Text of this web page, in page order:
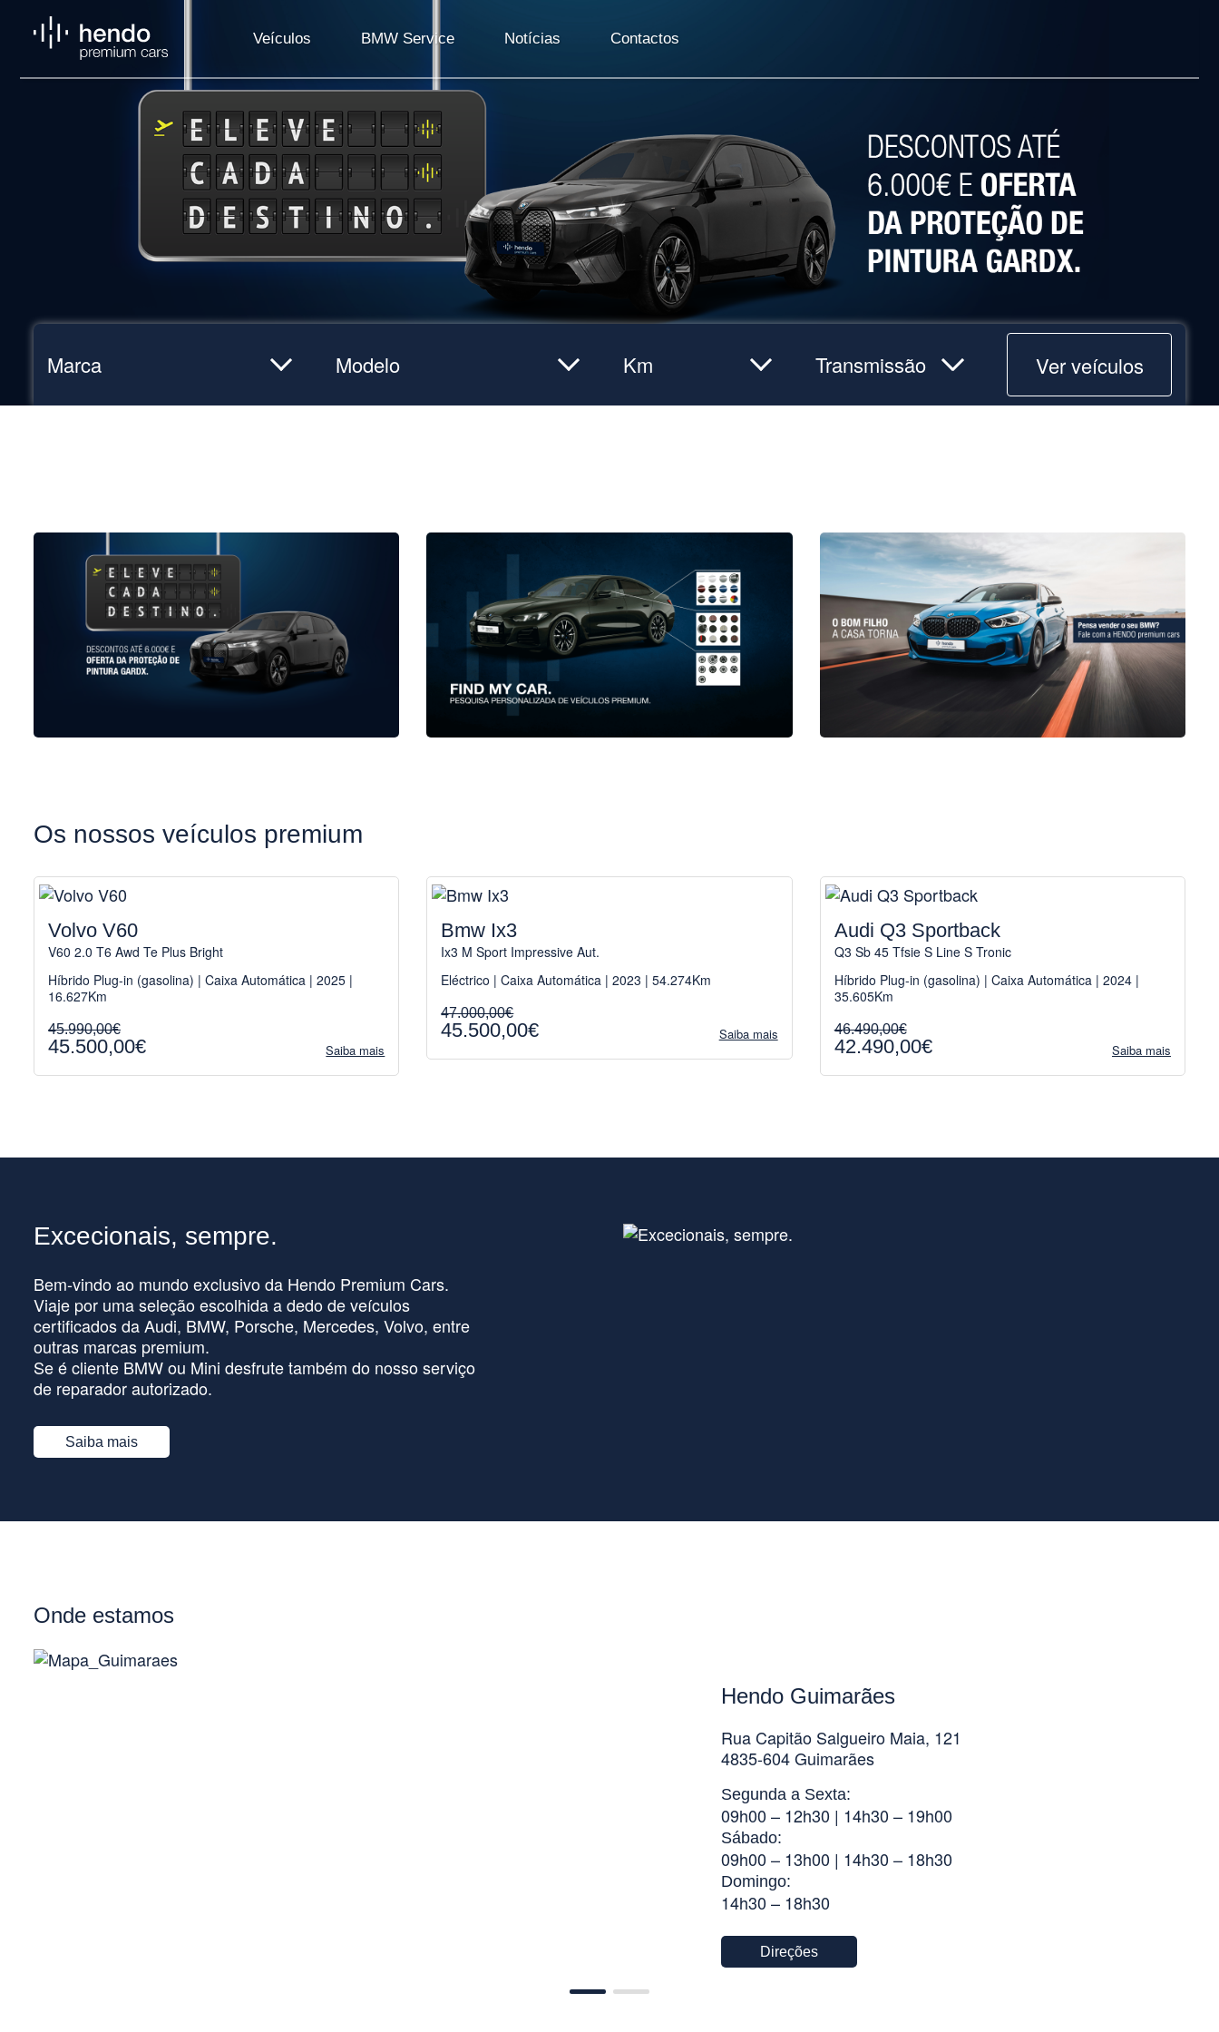
Veículos BMW Service Notícias Contactos
Ver veículos
Os nossos veículos premium
Volvo V60
V60 2.0 T6 Awd Te Plus Bright
Híbrido Plug-in (gasolina) | Caixa Automática | 2025 |
16.627Km
45.990,00€
45.500,00€ Saiba mais
Bmw Ix3
Ix3 M Sport Impressive Aut.
Eléctrico | Caixa Automática | 2023 | 54.274Km
47.000,00€
45.500,00€ Saiba mais
Audi Q3 Sportback
Q3 Sb 45 Tfsie S Line S Tronic
Híbrido Plug-in (gasolina) | Caixa Automática | 2024 |
35.605Km
46.490,00€
42.490,00€ Saiba mais
Excecionais, sempre.
Bem-vindo ao mundo exclusivo da Hendo Premium Cars.
Viaje por uma seleção escolhida a dedo de veículos
certificados da Audi, BMW, Porsche, Mercedes, Volvo, entre
outras marcas premium.
Se é cliente BMW ou Mini desfrute também do nosso serviço
de reparador autorizado.
Saiba mais
Onde estamos
Hendo Guimarães
Rua Capitão Salgueiro Maia, 121
4835-604 Guimarães
Segunda a Sexta:
09h00 – 12h30 | 14h30 – 19h00
Sábado:
09h00 – 13h00 | 14h30 – 18h30
Domingo:
14h30 – 18h30
Direções